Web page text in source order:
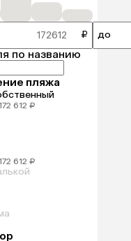
₽ до
по названию
пляжа
612 ₽
612 ₽